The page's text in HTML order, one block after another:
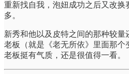
重新找自我，泡妞成功之后又改换
多。
新秀和他以及皮特之间的那种较
老板（就是《老无所依》里面那个
老板挺有气质，还是很值得一看。